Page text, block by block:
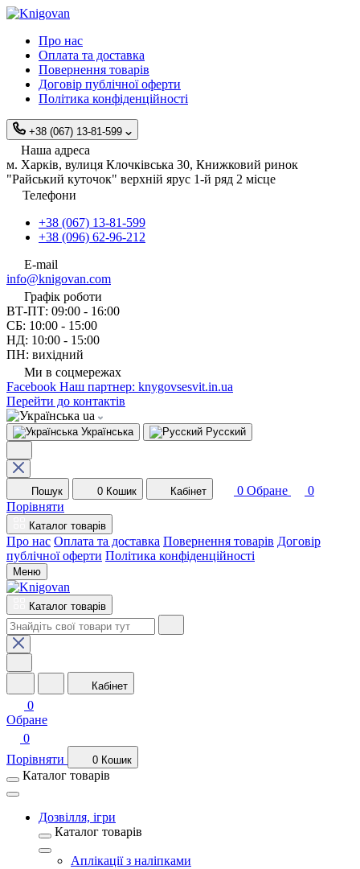
Про нас
Оплата та доставка
Повернення товарів
Договір публічної оферти
Політика конфіденційності
+38 (067) 13-81-599
Наша адреса
м. Харків, вулиця Клочківська 30, Книжковий ринок
"Райський куточок" верхній ярус 1-й ряд 2 місце
Телефони
+38 (067) 13-81-599
+38 (096) 62-96-212
E-mail
info@knigovan.com
Графік роботи
ВТ-ПТ: 09:00 - 16:00
СБ: 10:00 - 15:00
НД: 10:00 - 15:00
ПН: вихідний
Ми в соцмережах
Facebook Наш партнер: knygovsesvit.in.ua
Перейти до контактів
ua
Українська Русский
Пошук 0 Кошик Кабінет 0 Обране
0
Порівняти
Каталог товарів
Про нас Оплата та доставка Повернення товарів Договір
публічної оферти Політика конфіденційності
Меню
Каталог товарів
Кабінет
0
Обране
0
Порівняти
0 Кошик
Каталог товарів
Дозвілля, ігри
Каталог товарів
Аплікації з наліпками